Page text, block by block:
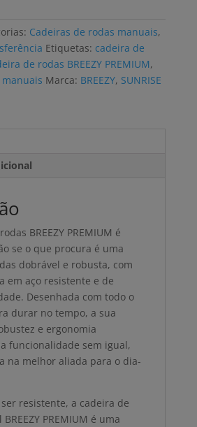
Cadeiras de rodas manuais,
Etiquetas: cadeira de
de rodas BREEZY PREMIUM,
Marca: BREEZY, SUNRISE
BREEZY PREMIUM é
se o que procura é uma
dobrável e robusta, com
em aço resistente e de
Desenhada com todo o
durar no tempo, a sua
e ergonomia
funcionalidade sem igual,
na melhor aliada para o dia-
resistente, a cadeira de
PREMIUM é uma